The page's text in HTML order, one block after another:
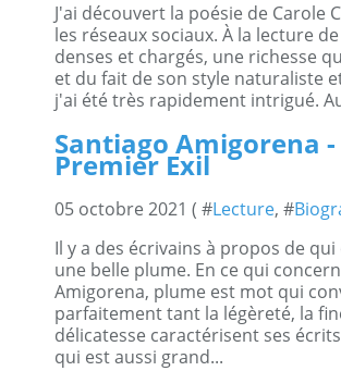
J'ai découvert la poésie de Carole
les réseaux sociaux. À la lecture
denses et chargés, une richesse
et du fait de son style naturaliste
j'ai été très rapidement intrigué.
Santiago Amigorena -
Premier Exil
05 octobre 2021 ( #Lecture, #
Il y a des écrivains à propos de
une belle plume. En ce qui
Amigorena, plume est mot qui
parfaitement tant la légèreté, la
délicatesse caractérisent ses
qui est aussi grand...